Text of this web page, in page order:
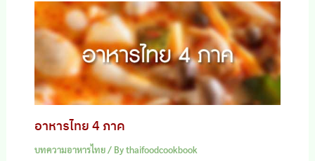
อาหารไทย 4 ภาค
บทความอาหารไทย/ Bythaifoodcookbook